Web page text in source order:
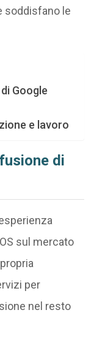
soddisfano le
Google
e lavoro
di
sul mercato
per
nel resto